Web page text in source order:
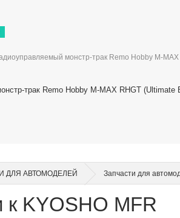
трак Remo Hobby M-MAX RHGT
ДЛЯ АВТОМОДЕЛЕЙ Запчасти для
к KYOSHO MFR